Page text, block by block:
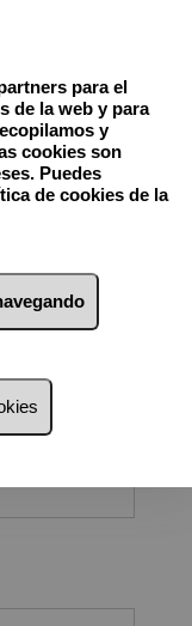
propiedad?
todo el proceso de
llaves y mucho más.
para el
de la web y para
y
cookies son
Puedes
de cookies de la